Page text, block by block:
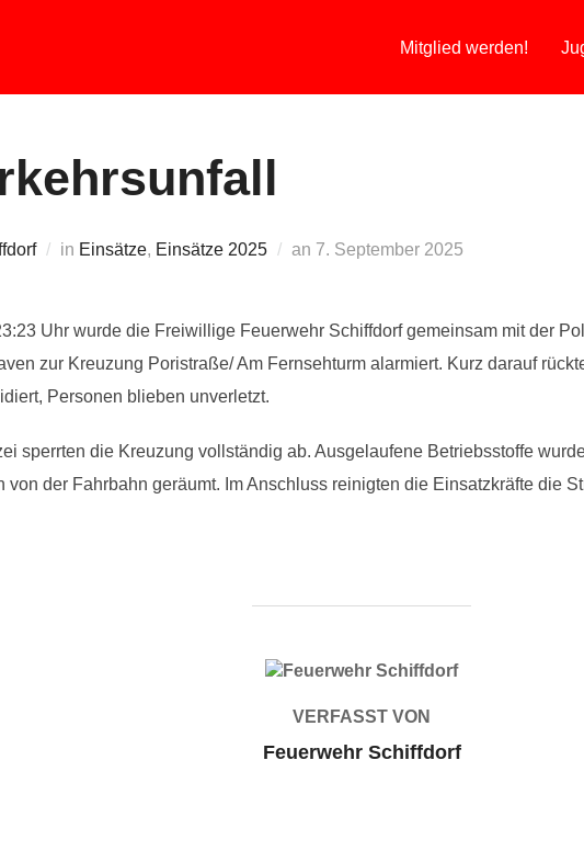
Mitglied werden!
in Einsätze, Einsätze 2025 an Veröffentlicht
7. September 2025
Uhr wurde die Freiwillige Feuerwehr Schiffdorf gemeinsam mit der
zur Kreuzung Poristraße/ Am Fernsehturm alarmiert. Kurz darauf
Personen blieben unverletzt.
sperrten die Kreuzung vollständig ab. Ausgelaufene Betriebsstoffe
von der Fahrbahn geräumt. Im Anschluss reinigten die Einsatzkräfte die
BEITRAGSAUTOR
VERFASST VON
Feuerwehr Schiffdorf